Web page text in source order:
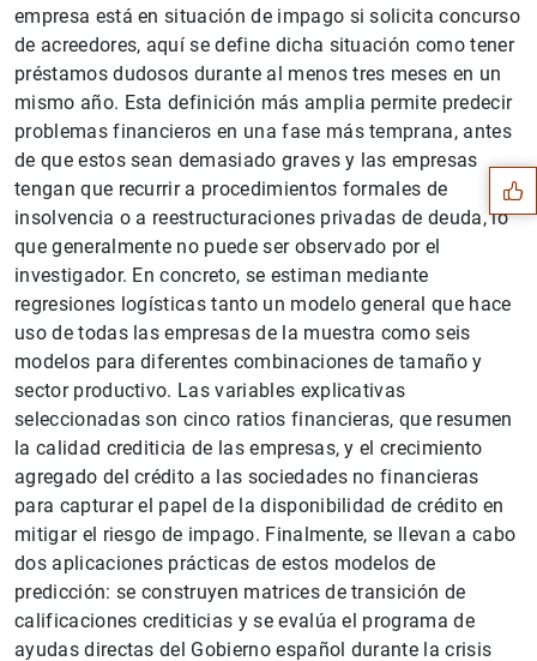
empresa está en situación de impago si solicita concurso
de acreedores, aquí se define dicha situación como tener
préstamos dudosos durante al menos tres meses en un
mismo año. Esta definición más amplia permite predecir
problemas financieros en una fase más temprana, antes
de que estos sean demasiado graves y las empresas
tengan que recurrir a procedimientos formales de
insolvencia o a reestructuraciones privadas de deuda, lo
que generalmente no puede ser observado por el
investigador. En concreto, se estiman mediante
regresiones logísticas tanto un modelo general que hace
uso de todas las empresas de la muestra como seis
modelos para diferentes combinaciones de tamaño y
sector productivo. Las variables explicativas
seleccionadas son cinco ratios financieras, que resumen
la calidad crediticia de las empresas, y el crecimiento
agregado del crédito a las sociedades no financieras
para capturar el papel de la disponibilidad de crédito en
mitigar el riesgo de impago. Finalmente, se llevan a cabo
dos aplicaciones prácticas de estos modelos de
predicción: se construyen matrices de transición de
calificaciones crediticias y se evalúa el programa de
ayudas directas del Gobierno español durante la crisis
Sugerencias
1 2